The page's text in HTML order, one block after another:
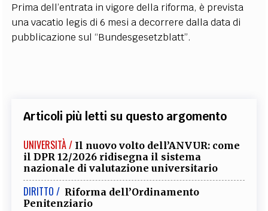
Prima dell’entrata in vigore della riforma, è prevista
una vacatio legis di 6 mesi a decorrere dalla data di
pubblicazione sul “Bundesgesetzblatt”.
Articoli più letti su questo argomento
UNIVERSITÀ / Il nuovo volto dell’ANVUR: come
il DPR 12/2026 ridisegna il sistema
nazionale di valutazione universitario
DIRITTO / Riforma dell’Ordinamento
Penitenziario